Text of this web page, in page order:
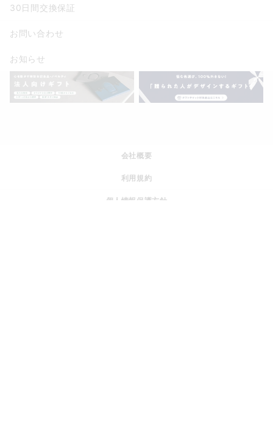
30日間交換保証
お問い合わせ
お知らせ
会社概要
利用規約
個人情報保護方針